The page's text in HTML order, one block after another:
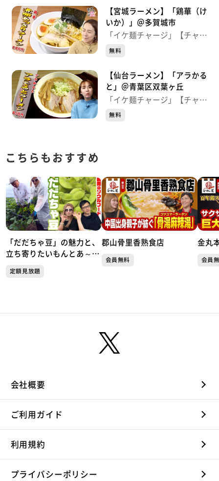
【宮城ラーメン】「鶏華（け
いか）」＠多賀城市
「イケ麺チャージ」【チャー
ジ！】
無料
【仙台ラーメン】「アラかる
と」＠青葉区双葉ヶ丘
「イケ麺チャージ」【チャー
ジ！】
無料
こちらもおすすめ
「だだちゃ豆」の魅力と、
立ち寄りたいもんとあ～る
定額見放題
郡山骨里香熟食店
会員無料
金丸
会員
会社概要
ご利用ガイド
利用規約
プライバシーポリシー